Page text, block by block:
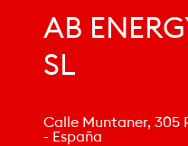
AB
SL
Calle Muntaner, 305
- España